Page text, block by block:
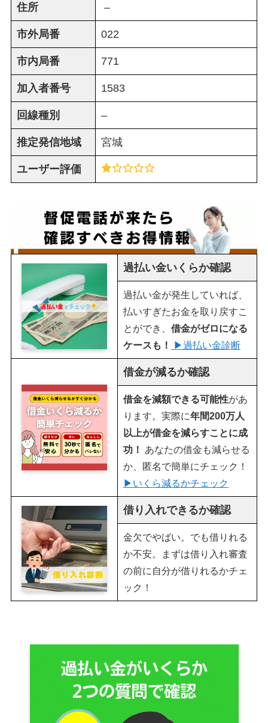
住所 –
市外局番 022
市内局番 771
加入者番号 1583
回線種別 –
推定発信地域 宮城
ユーザー評価
過払い金いくらか確認
過払い金が発生していれば、
払いすぎたお金を取り戻すこ
とができ、 借金がゼロになる
ケースも！
▶︎過払い金診断
借金が減るか確認
借金を減額できる可能性があ
ります。実際に年間200万人
以上が借金を減らすことに成
功！
あなたの借金も減らせる
か、匿名で簡単にチェック！
▶︎いくら減るかチェック
借り入れできるか確認
金欠でやばい。でも借りれる
か不安。まずは借り入れ審査
の前に自分が借りれるかチェ
ック！